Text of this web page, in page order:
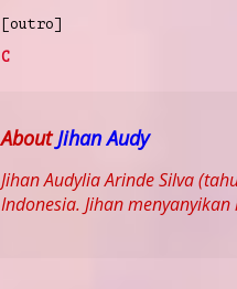
[outro]
C
AboutJihan Audy
Jihan Audylia Arinde Silva
Indonesia. Jihan